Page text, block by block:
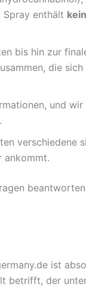
Spray enthält
bis hin zur
die
und wir
verschiedene
ankommt.
ist
betrifft, der